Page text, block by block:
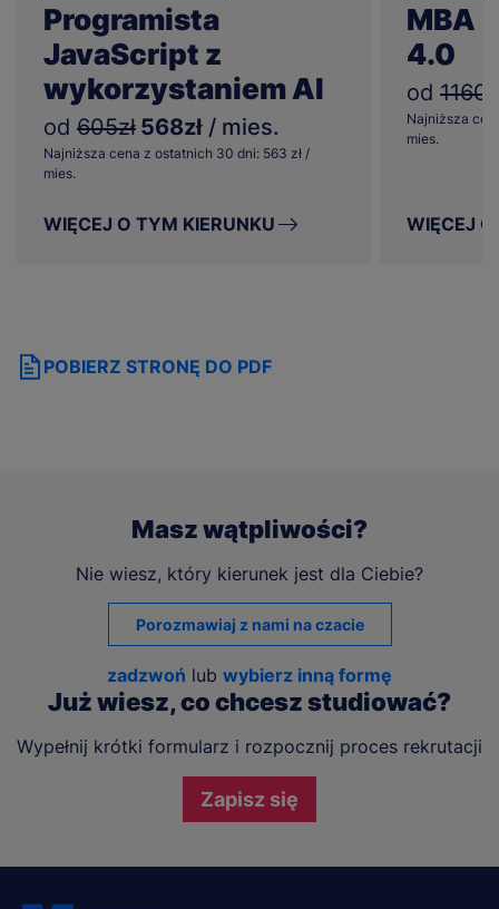
Programista
JavaScript z
wykorzystaniem AI
od 605zł 568zł / mies.
Najniższa cena z ostatnich 30 dni: 563 zł /
mies.
WIĘCEJ O TYM KIERUNKU
MBA
4.0
od
Najniższa
mies.
WIĘCEJ
POBIERZ STRONĘ DO PDF
Masz wątpliwości?
Nie wiesz, który kierunek jest dla Ciebie?
Porozmawiaj z nami na czacie
zadzwoń lub wybierz inną formę
Już wiesz, co chcesz studiować?
Wypełnij krótki formularz i rozpocznij proces rekrutacji
Zapisz się